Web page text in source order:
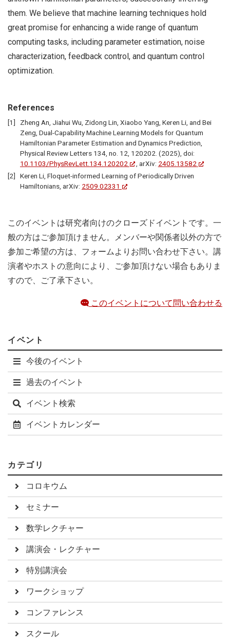
them. We believe that machine learning techniques hold
great promise for enhancing a wide range of quantum
computing tasks, including parameter estimation, noise
characterization, feedback control, and quantum control
optimization.
References
Zheng An, Jiahui Wu, Zidong Lin, Xiaobo Yang, Keren Li, and Bei
Zeng, Dual-Capability Machine Learning Models for Quantum
Hamiltonian Parameter Estimation and Dynamics Prediction,
Physical Review Letters 134, no. 12, 120202. (2025), doi:
10.1103/PhysRevLett.134.120202
, arXiv: 2405.13582
Keren Li, Floquet-informed Learning of Periodically Driven
Hamiltonians, arXiv: 2509.02331
このイベントは研究者向けのクローズドイベントです。一
般の方はご参加頂けません。メンバーや関係者以外の方で
参加ご希望の方は、フォームよりお問い合わせ下さい。講
演者やホストの意向により、ご参加頂けない場合もありま
すので、ご了承下さい。
このイベントについて問い合わせる
イベント
今後のイベント
過去のイベント
イベント検索
イベントカレンダー
カテゴリ
コロキウム
セミナー
数学レクチャー
講演会・レクチャー
特別講演会
ワークショップ
コンファレンス
スクール